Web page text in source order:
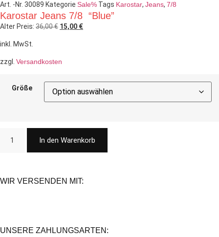
Art. -Nr. 30089 Kategorie Sale% Tags Karostar, Jeans, 7/8
Karostar Jeans 7/8 “Blue”
Alter Preis: 36,00€ 15,00 €
inkl. MwSt.
zzgl. Versandkosten
Größe
In den Warenkorb
WIR VERSENDEN MIT:
UNSERE ZAHLUNGSARTEN: